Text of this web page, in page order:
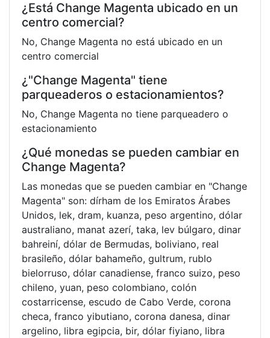
¿Está Change Magenta ubicado en un
centro comercial?
No, Change Magenta no está ubicado en un
centro comercial
¿"Change Magenta" tiene
parqueaderos o estacionamientos?
No, Change Magenta no tiene parqueadero o
estacionamiento
¿Qué monedas se pueden cambiar en
Change Magenta?
Las monedas que se pueden cambiar en "Change
Magenta" son: dírham de los Emiratos Árabes
Unidos, lek, dram, kuanza, peso argentino, dólar
australiano, manat azerí, taka, lev búlgaro, dinar
bahreiní, dólar de Bermudas, boliviano, real
brasileño, dólar bahameño, gultrum, rublo
bielorruso, dólar canadiense, franco suizo, peso
chileno, yuan, peso colombiano, colón
costarricense, escudo de Cabo Verde, corona
checa, franco yibutiano, corona danesa, dinar
argelino, libra egipcia, bir, dólar fiyiano, libra